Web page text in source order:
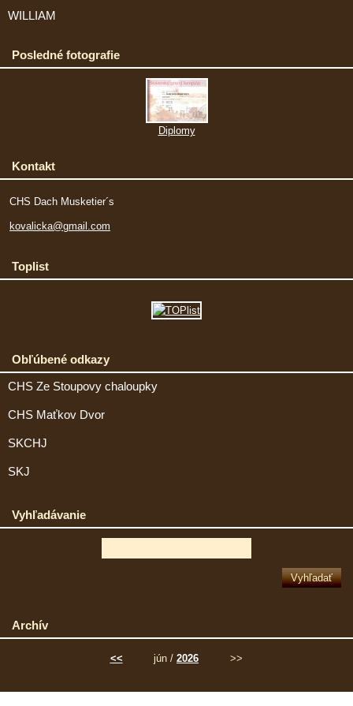
WILLIAM
Posledné fotografie
Diplomy
Kontakt
CHS Dach Musketier´s
kovalicka@gmail.com
Toplist
Obľúbené odkazy
CHS Ze Stoupovy chaloupky
CHS Maťkov Dvor
SKCHJ
SKJ
Vyhľadávanie
Archív
<< jún / 2026 >>